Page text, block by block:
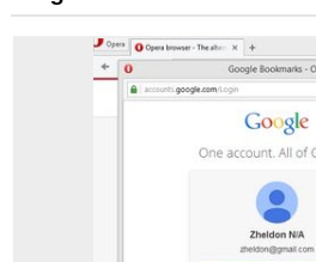
extensão